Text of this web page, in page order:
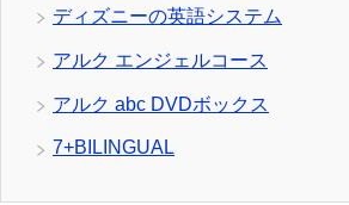
ディズニーの英語システム
アルク エンジェルコース
アルク abc DVDボックス
7+BILINGUAL